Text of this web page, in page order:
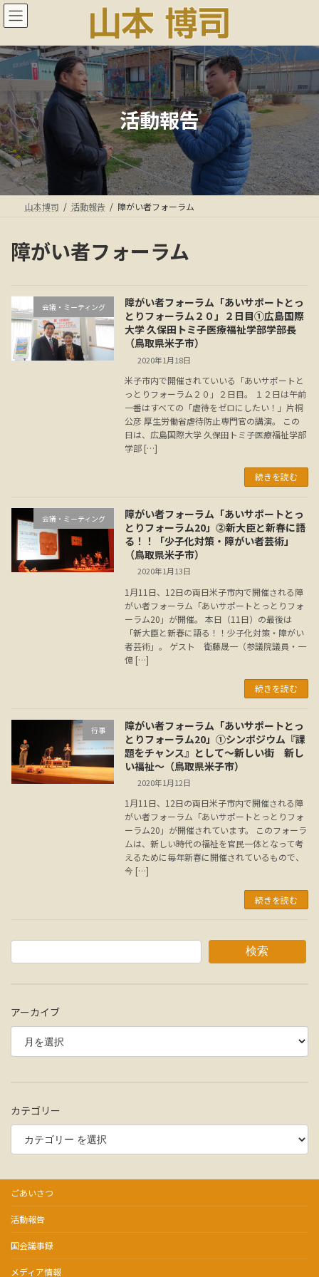
コ
ン
ン
ツ
へ
ス
キ
ッ
プ
ナ
ビ
ー
シ
ョ
ン
に
移
動
活動報告
山本博司 活動報告 障がい者フォーラム
障がい者フォーラム
会議・ミーティング
障がい者フォーラム「あいサポートとっ
とりフォーラム２０」２日目①広島国際
大学 久保田トミ子医療福祉学部学部長
（鳥取県米子市）
2020年1月18日
米子市内で開催されていいる「あいサポートと
っとりフォーラム２０」２日目。 １２日は午前
一番はすべての「虐待をゼロにしたい！」片桐
公彦 厚生労働省虐待防止専門官の講演。 この
日は、広島国際大学 久保田トミ子医療福祉学部
学部 […]
続きを読む
会議・ミーティング
障がい者フォーラム「あいサポートとっ
とりフォーラム20」⓶新大臣と新春に語
る！！「少子化対策・障がい者芸術」
（鳥取県米子市）
2020年1月13日
1月11日、12日の両日米子市内で開催される障
がい者フォーラム「あいサポートとっとりフォ
ーラム20」が開催。 本日（11日）の最後は
「新大臣と新春に語る！！少子化対策・障がい
者芸術」。 ゲスト 衛藤晟一（参議院議員・一
億 […]
続きを読む
行事
障がい者フォーラム「あいサポートとっ
とりフォーラム20」①シンポジウム『課
題をチャンス』として～新しい街 新し
い福祉～（鳥取県米子市）
2020年1月12日
1月11日、12日の両日米子市内で開催される障
がい者フォーラム「あいサポートとっとりフォ
ーラム20」が開催されています。 このフォーラ
ムは、新しい時代の福祉を官民一体となって考
えるために毎年新春に開催されているもので、
今 […]
続きを読む
検索
アーカイブ
カテゴリー
ごあいさつ
活動報告
国会議事録
メディア情報